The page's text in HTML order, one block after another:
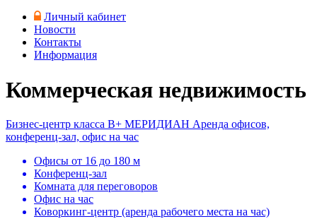
Личный кабинет
Новости
Контакты
Информация
Коммерческая недвижимость
Бизнес-центр класса B+ МЕРИДИАН Аренда офисов,
конференц-зал, офис на час
Офисы от 16 до 180 м
Конференц-зал
Комната для переговоров
Офис на час
Коворкинг-центр (аренда рабочего места на час)